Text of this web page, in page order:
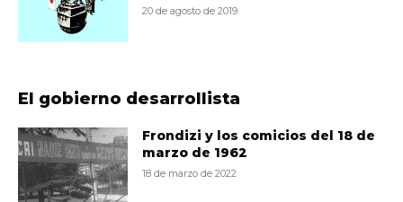
20 de agosto de 2019
El gobierno desarrollista
Frondizi y los comicios del 18 de
marzo de 1962
18 de marzo de 2022